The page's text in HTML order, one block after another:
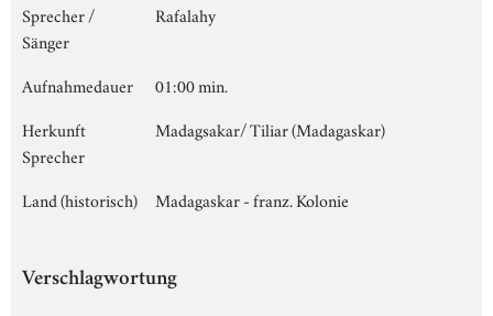
Sprecher /
Sänger
Rafalahy
Aufnahmedauer
01:00 min.
Herkunft
Sprecher
Madagsakar/ Tiliar (Madagaskar)
Land (historisch) Madagaskar - franz. Kolonie
Verschlagwortung